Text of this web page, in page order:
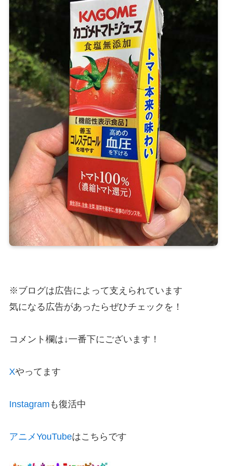
※ブログは広告によって支えられています
気になる広告があったらぜひチェックを！
コメント欄は↓一番下にございます！
Xやってます
Instagram も復活中
アニメYouTubeはこちらです